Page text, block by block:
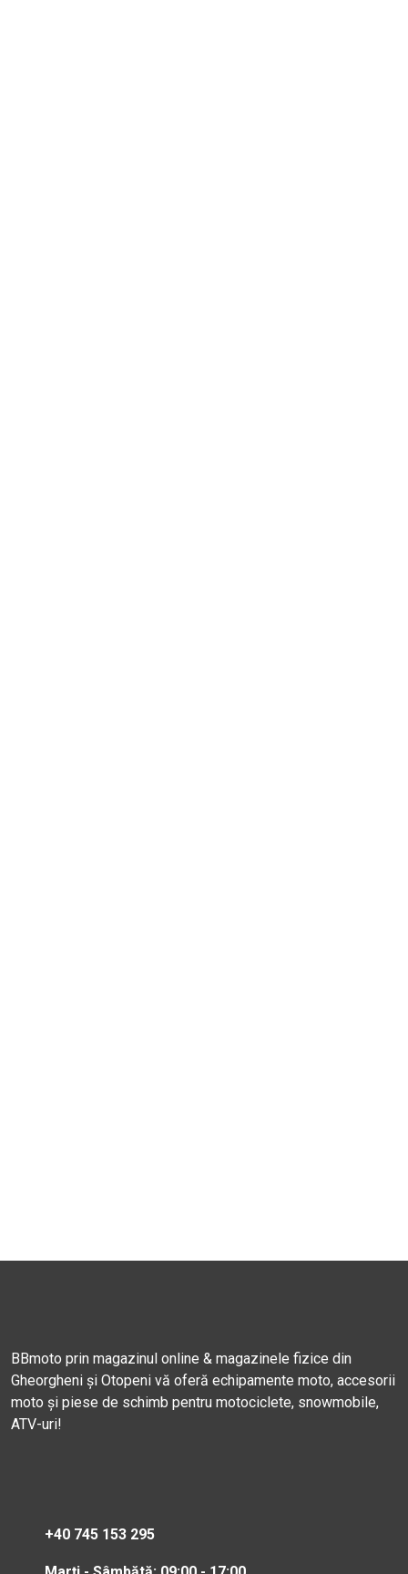
BBmoto prin magazinul online & magazinele fizice din
Gheorgheni și Otopeni vă oferă echipamente moto, accesorii
moto și piese de schimb pentru motociclete, snowmobile,
ATV-uri!
+40 745 153 295